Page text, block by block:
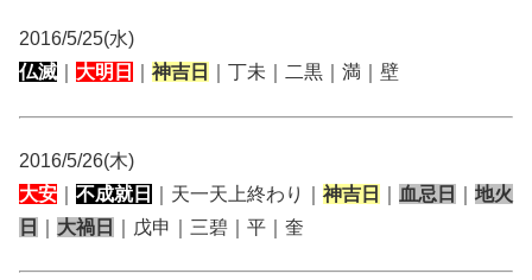
2016/5/25(水)
仏滅
大明日 神吉日 ｜丁未｜二黒｜満｜壁
2016/5/26(木)
大安
不成就日 ｜天一天上終わり｜ 神吉日 血忌日
地火
日
大禍日 ｜戊申｜三碧｜平｜奎